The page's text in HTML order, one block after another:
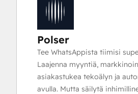
Polser
Tee WhatsAppista tiimisi
Laajenna myyntiä,
asiakastukea tekoälyn ja
avulla. Mutta säilytä